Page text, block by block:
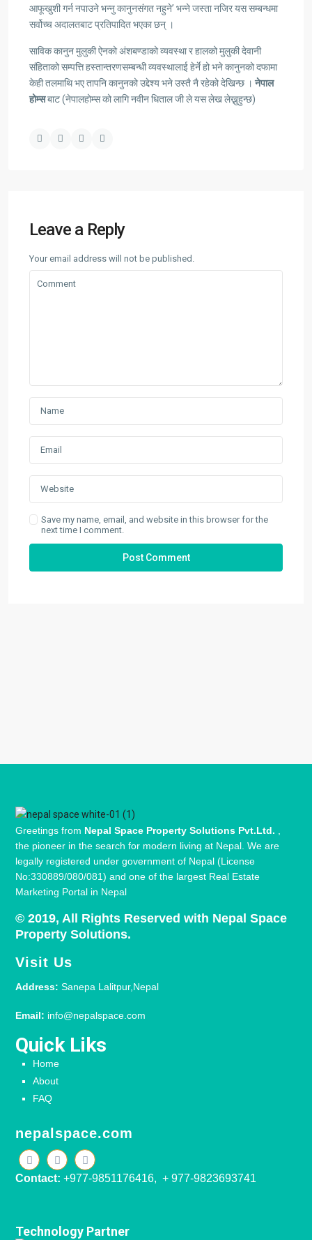
आफूखुशी गर्न नपाउने भन्नु कानुनसंगत नहुने’ भन्ने जस्ता नजिर यस सम्बन्धमा
सर्वोच्च अदालतबाट प्रतिपादित भएका छन् ।
साविक कानुन मुलुकी ऐनको अंशबण्डाको व्यवस्था र हालको मुलुकी देवानी
संहिताको सम्पत्ति हस्तान्तरणसम्बन्धी व्यवस्थालाई हेर्ने हो भने कानुनको दफामा
केही तलमाथि भए तापनि कानुनको उद्देश्य भने उस्तै नै रहेको देखिन्छ । नेपाल
होम्सबाट (नेपालहोम्स को लागि नवीन धिताल जी ले यस लेख लेख्नुहुन्छ)
Leave a Reply
Your email address will not be published.
Save my name, email, and website in this browser for the
next time I comment.
Greetings from Nepal Space Property Solutions Pvt.Ltd.
the pioneer in the search for modern living at Nepal. We are
legally registered under government of Nepal (License
No:330889/080/081) and one of the largest Real Estate
Marketing Portal in Nepal
© 2019, All Rights Reserved with Nepal Space
Property Solutions.
Visit Us
Address: Sanepa Lalitpur,Nepal
Email: info@nepalspace.com
Quick Liks
Home
About
FAQ
nepalspace.com
Contact: +977-9851176416, + 977-9823693741
Technology Partner